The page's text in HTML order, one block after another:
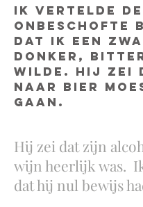
Ik vertelde de
onbeschofte
dat ik een
donker,
wilde. Hij zei
naar bier
gaan.
Hij zei dat zijn
wijn heerlijk was.
dat hij nul bewijs